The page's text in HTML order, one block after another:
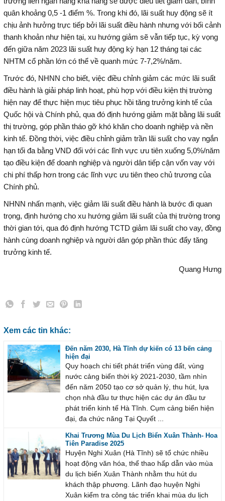
quân khoảng 0,5 -1 điểm %. Trong khi đó, lãi suất huy động sẽ ít
chịu ảnh hưởng trực tiếp bởi lãi suất điều hành nhưng với bối cảnh
thanh khoản như hiện tại, xu hướng giảm sẽ vẫn tiếp tục, kỳ vọng
đến giữa năm 2023 lãi suất huy động kỳ hạn 12 tháng tại các
NHTM cổ phần lớn có thể về quanh mức 7-7,2%/năm.
Trước đó, NHNN cho biết, việc điều chỉnh giảm các mức lãi suất
điều hành là giải pháp linh hoạt, phù hợp với điều kiện thị trường
hiện nay để thực hiện mục tiêu phục hồi tăng trưởng kinh tế của
Quốc hội và Chính phủ, qua đó định hướng giảm mặt bằng lãi suất
thị trường, góp phần tháo gỡ khó khăn cho doanh nghiệp và nền
kinh tế. Đồng thời, việc điều chỉnh giảm trần lãi suất cho vay ngắn
hạn tối đa bằng VND đối với các lĩnh vực ưu tiên xuống 5,0%/năm
tạo điều kiện để doanh nghiệp và người dân tiếp cận vốn vay với
chi phí thấp hơn trong các lĩnh vực ưu tiên theo chủ trương của
Chính phủ.
NHNN nhấn mạnh, việc giảm lãi suất điều hành là bước đi quan
trọng, định hướng cho xu hướng giảm lãi suất của thị trường trong
thời gian tới, qua đó định hướng TCTD giảm lãi suất cho vay, đồng
hành cùng doanh nghiệp và người dân góp phần thúc đẩy tăng
trưởng kinh tế.
Quang Hưng
Xem các tin khác:
Đến năm 2030, Hà Tĩnh dự kiến có 13 bến cảng
hiện đại
Quy hoạch chi tiết phát triển vùng đất, vùng
nước cảng biển thời kỳ 2021-2030, tầm nhìn
đến năm 2050 tạo cơ sở quản lý, thu hút, lựa
chọn nhà đầu tư thực hiện các dự án đầu tư
phát triển kinh tế Hà Tĩnh. Cụm cảng biển hiện
đại, đa chức năng Tại Quyết ...
Khai Trương Mùa Du Lịch Biển Xuân Thành- Hoa
Tiên Paradise 2025
Huyện Nghi Xuân (Hà Tĩnh) sẽ tổ chức nhiều
hoạt động văn hóa, thể thao hấp dẫn vào mùa
du lịch biển Xuân Thành nhằm thu hút du
khách thập phương. Lãnh đạo huyện Nghi
Xuân kiểm tra công tác triển khai mùa du lịch